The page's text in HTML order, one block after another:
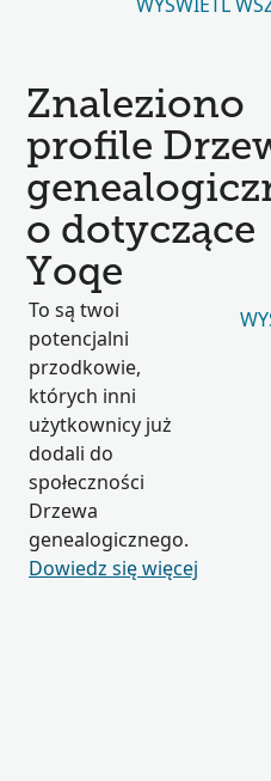
Znaleziono
profile
o dotyczące
Yoqe
To są twoi
potencjalni
przodkowie,
których inni
użytkownicy już
dodali do
społeczności
Drzewa
genealogicznego.
Dowiedz się więcej